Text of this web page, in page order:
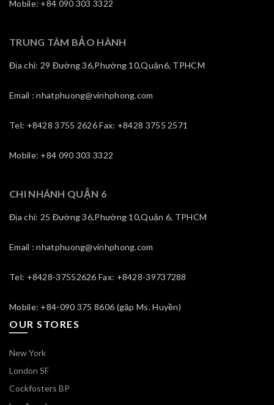
Mobile: +84 090 303 3322
TRUNG TÂM BẢO HÀNH
Địa chỉ: 29 Đường 36,Phường 10,Quận6, TPHCM
Email : nhatphuong@vinhphong.com
Tel: +8428 3755 2626 Fax: +8428 3755 2571
Mobile: +84 090 303 3322
CHI NHÁNH QUẬN 6
Địa chỉ: 25 Đường 36,Phường 10,Quận 6, TPHCM
Email : nhatphuong@vinhphong.com
Tel: +8428-37552626 Fax: +8428-39737288
Mobile: +84-090 375 8606 (gặp Ms. Huyền)
OUR STORES
New York
London SF
Cockfosters BP